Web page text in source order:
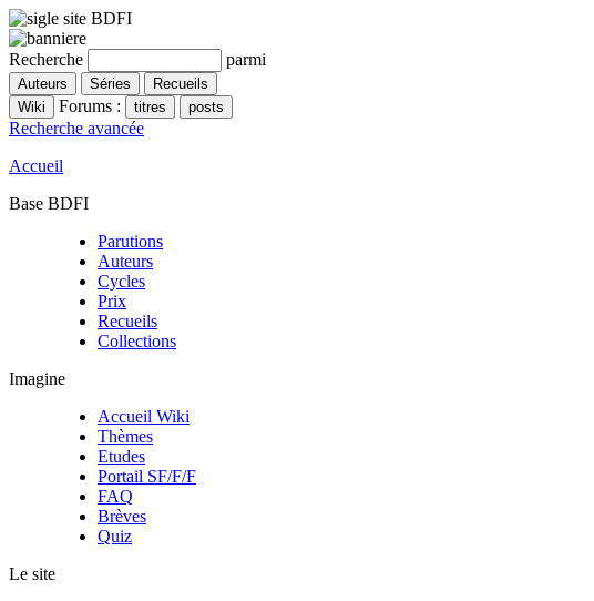
Recherche parmi
Forums :
Recherche avancée
Accueil
Base BDFI
Parutions
Auteurs
Cycles
Prix
Recueils
Collections
Imagine
Accueil Wiki
Thèmes
Etudes
Portail SF/F/F
FAQ
Brèves
Quiz
Le site